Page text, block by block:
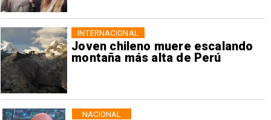
Joven chileno muere escalando
montaña más alta de Perú
INTERNACIONAL
NACIONAL